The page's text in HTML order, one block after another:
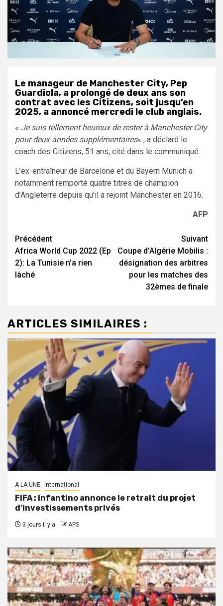
Le manageur de Manchester City, Pep
Guardiola, a prolongé de deux ans son
contrat avec les Citizens, soit jusqu’en
2025, a annoncé mercredi le club anglais.
« Je suis tellement heureux de rester à Manchester City
pour deux années supplémentaires« , a déclaré le
coach des Citizens, 51 ans, cité dans le communiqué.
L’ex-entraîneur de Barcelone et du Bayern Munich a
notamment remporté quatre titres de champion
d’Angleterre depuis qu’il a rejoint Manchester en 2016.
AFP
Navigation
d’article
Précédent
Africa World Cup 2022 (Ep
2): La Tunisie n’a rien
lâché
Suivant
Coupe d’Algérie Mobilis :
désignation des arbitres
pour les matches des
32èmes de finale
ARTICLES SIMILAIRES :
A LA UNE International
FIFA : Infantino annonce le retrait du projet
d’investissements privés
3 jours il y a APS